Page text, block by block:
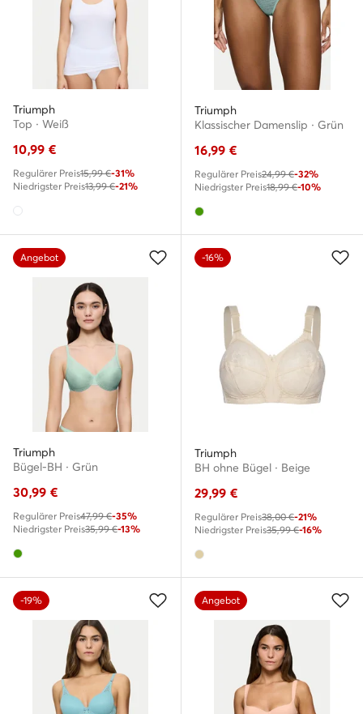
Triumph
Top · Weiß
10,99 €
Regulärer Preis15,99 €-31%
Niedrigster Preis13,99 €-21%
Triumph
Klassischer Damenslip · Grün
16,99 €
Regulärer Preis24,99 €-32%
Niedrigster Preis18,99 €-10%
Angebot
Triumph
Bügel-BH · Grün
30,99 €
Regulärer Preis47,99 €-35%
Niedrigster Preis35,99 €-13%
-16%
Triumph
BH ohne Bügel · Beige
29,99 €
Regulärer Preis38,00 €-21%
Niedrigster Preis35,99 €-16%
-19% Angebot